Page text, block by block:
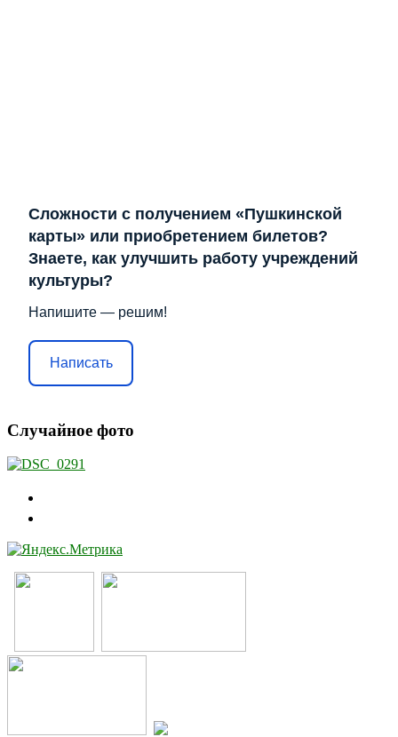
Сложности с получением «Пушкинской
карты» или приобретением билетов?
Знаете, как улучшить работу учреждений
культуры?
Напишите — решим!
Написать
Случайное фото